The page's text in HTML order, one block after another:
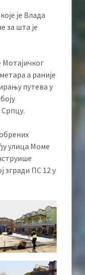
је Влада
за шта је
а раније
путева у
улица Моме
згради ПС 12 у